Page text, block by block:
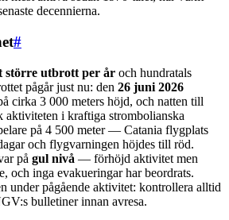
decennierna.
#
större utbrott per år och hundratals
pågår just nu: den 26 juni 2026
cirka 3 000 meters höjd, och natten till
aktiviteten i kraftiga strombolianska
på 4 500 meter — Catania flygplats
och flygvarningen höjdes till röd.
på gul nivå — förhöjd aktivitet men
och inga evakueringar har beordrats.
under pågående aktivitet: kontrollera alltid
bulletiner innan avresa.